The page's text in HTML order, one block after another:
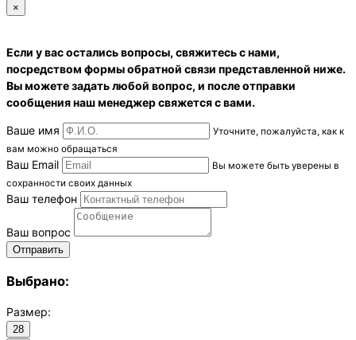
×
Если у вас остались вопросы, свяжитесь с нами,
посредством формы обратной связи представленной ниже.
Вы можете задать любой вопрос, и после отправки
сообщения наш менеджер свяжется с вами.
Ваше имя
Уточните, пожалуйста, как к
вам можно обращаться
Ваш Email
Вы можете быть уверены в
сохранности своих данных
Ваш телефон
Ваш вопрос
Выбрано:
Размер:
28